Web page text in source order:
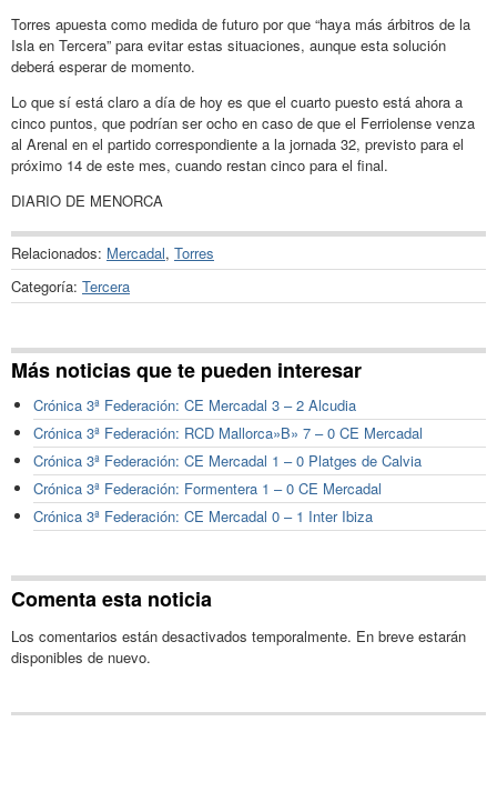
Torres apuesta como medida de futuro por que “haya más árbitros de la
Isla en Tercera” para evitar estas situaciones, aunque esta solución
deberá esperar de momento.
Lo que sí está claro a día de hoy es que el cuarto puesto está ahora a
cinco puntos, que podrían ser ocho en caso de que el Ferriolense venza
al Arenal en el partido correspondiente a la jornada 32, previsto para el
próximo 14 de este mes, cuando restan cinco para el final.
DIARIO DE MENORCA
Relacionados: Mercadal, Torres
Categoría: Tercera
Más noticias que te pueden interesar
Crónica 3ª Federación: CE Mercadal 3 – 2 Alcudia
Crónica 3ª Federación: RCD Mallorca»B» 7 – 0 CE Mercadal
Crónica 3ª Federación: CE Mercadal 1 – 0 Platges de Calvia
Crónica 3ª Federación: Formentera 1 – 0 CE Mercadal
Crónica 3ª Federación: CE Mercadal 0 – 1 Inter Ibiza
Comenta esta noticia
Los comentarios están desactivados temporalmente. En breve estarán
disponibles de nuevo.